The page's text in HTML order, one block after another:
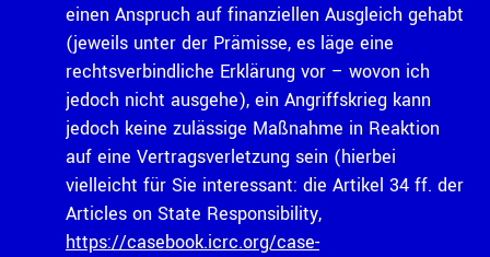
einen Anspruch auf finanziellen Ausgleich gehabt
(jeweils unter der Prämisse, es läge eine
rechtsverbindliche Erklärung vor – wovon ich
jedoch nicht ausgehe), ein Angriffskrieg kann
jedoch keine zulässige Maßnahme in Reaktion
auf eine Vertragsverletzung sein (hierbei
vielleicht für Sie interessant: die Artikel 34 ff. der
Articles on State Responsibility,
https://casebook.icrc.org/case-